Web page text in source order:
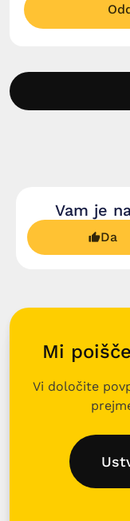
Vam je
Da
Mi
Vi določite